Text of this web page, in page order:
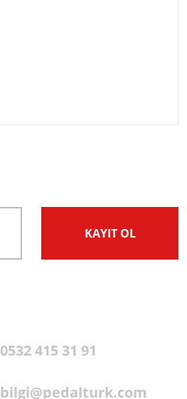
KAYIT OL
0532 415 31 91
bilgi@pedalturk.com